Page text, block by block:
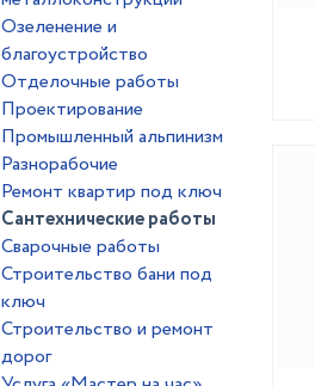
Озеленение и
благоустройство
Отделочные работы
Проектирование
Промышленный альпинизм
Разнорабочие
Ремонт квартир под ключ
Сантехнические работы
Сварочные работы
Строительство бани под
ключ
Строительство и ремонт
дорог